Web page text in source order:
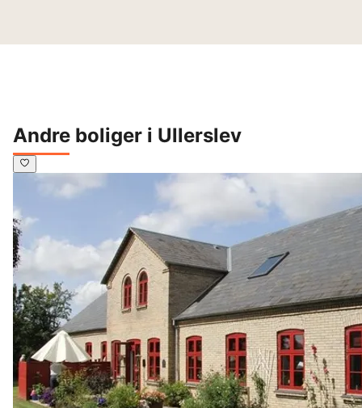
Andre boliger i Ullerslev